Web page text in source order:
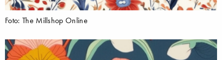
Foto: The Millshop Online